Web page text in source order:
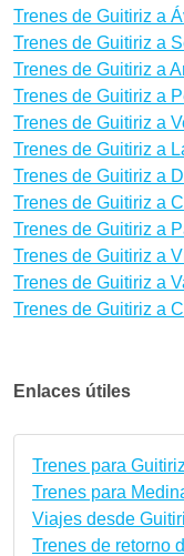
Trenes de Guitiriz a
Trenes de Guitiriz a
Trenes de Guitiriz a
Trenes de Guitiriz a
Trenes de Guitiriz a
Trenes de Guitiriz a
Trenes de Guitiriz a
Trenes de Guitiriz a
Trenes de Guitiriz a
Trenes de Guitiriz a
Trenes de Guitiriz a
Trenes de Guitiriz a
Enlaces útiles
Trenes para Guitiriz
Trenes para
Viajes desde
Trenes de retorno